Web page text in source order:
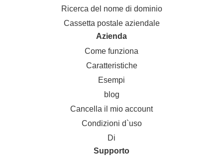
Ricerca del nome di dominio
Cassetta postale aziendale
Azienda
Come funziona
Caratteristiche
Esempi
blog
Cancella il mio account
Condizioni d`uso
Di
Supporto